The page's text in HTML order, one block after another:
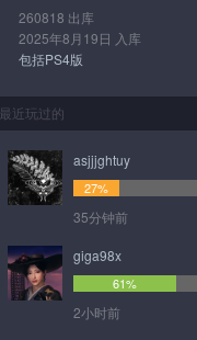
260818 出库
2025年8月19日 入库
包括PS4版
最近玩过的
asjjjghtuy
27%
35分钟前
giga98x
61%
2小时前